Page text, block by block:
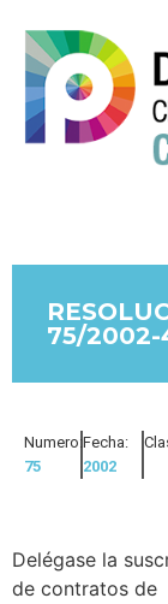
75/2002-
Numero:
75
Fecha:
2002
Delégase la
de contratos de